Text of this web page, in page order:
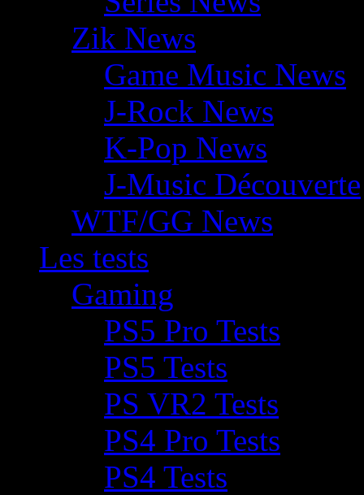
Zik News
Game Music News
J-Rock News
K-Pop News
J-Music Découverte
WTF/GG News
Les tests
Gaming
PS5 Pro Tests
PS5 Tests
PS VR2 Tests
PS4 Pro Tests
PS4 Tests